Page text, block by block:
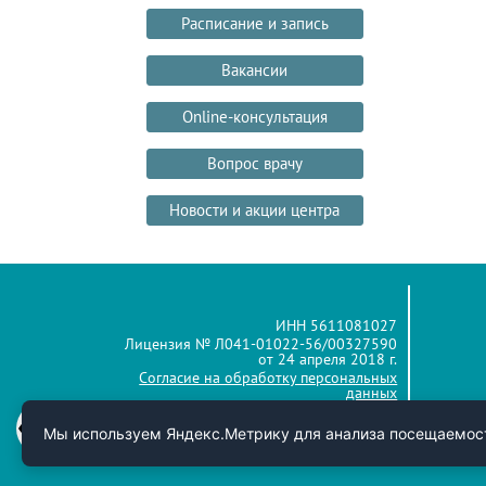
Расписание и запись
Вакансии
Online-консультация
Вопрос врачу
Новости и акции центра
ИНН 5611081027
Лицензия № Л041-01022-56/00327590
от 24 апреля 2018 г.
Согласие на обработку персональных
данных
© ООО "МЦКТ Нью Лайф", 2017-2026
Мы используем Яндекс.Метрику для анализа